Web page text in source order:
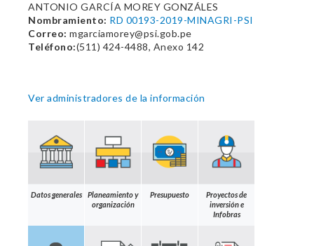
ANTONIO GARCÍA MOREY GONZÁLES
Nombramiento: RD 00193-2019-MINAGRI-PSI
Correo: mgarciamorey@psi.gob.pe
Teléfono:(511) 424-4488, Anexo 142
Ver administradores de la información
Datos generales
Planeamiento y
organización
Presupuesto
Proyectos de
inversión e
Infobras